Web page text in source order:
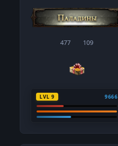
477сообщения
109Репутация
LVL 9 9666